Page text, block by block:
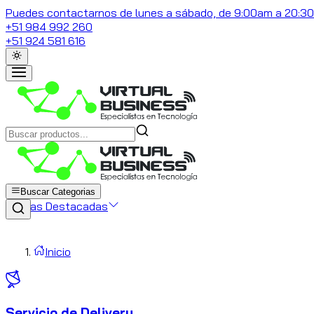
Puedes contactarnos de lunes a sábado, de 9:00am a
+51 984 992 260
+51 924 581 616
Buscar Categorias
Marcas Destacadas
Inicio